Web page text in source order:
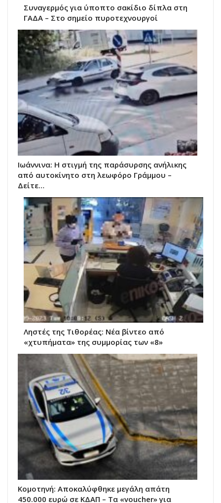
Συναγερμός για ύποπτο σακίδιο δίπλα στη
ΓΑΔΑ – Στο σημείο πυροτεχνουργοί
Ιωάννινα: Η στιγμή της παράσυρσης ανήλικης
από αυτοκίνητο στη λεωφόρο Γράμμου –
Δείτε…
Ληστές της Τιθορέας: Νέα βίντεο από
«χτυπήματα» της συμμορίας των «8»
Κομοτηνή: Αποκαλύφθηκε μεγάλη απάτη
450.000 ευρώ σε ΚΔΑΠ – Τα «voucher» για